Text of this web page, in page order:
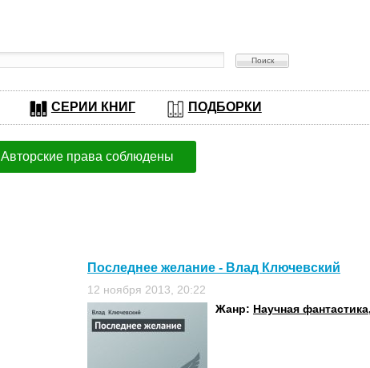
СЕРИИ КНИГ ПОДБОРКИ
Авторские права соблюдены
Последнее желание - Влад Ключевский
12 ноября 2013, 20:22
Жанр: Научная фантастика,